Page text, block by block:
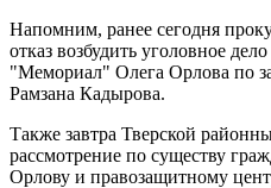
Напомним, ранее сегодня
отказ возбудить уголовное
"Мемориал" Олега Орлова по
Рамзана Кадырова.
Также завтра Тверской
рассмотрение по существу
Орлову и правозащитному